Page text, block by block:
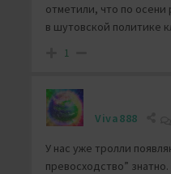
отметили, что по осени
в шутовской политике
1
Viva888
У нас уже тролли
превосходство”